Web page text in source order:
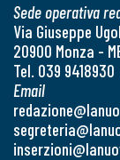
Sede operativa
Via Giuseppe
20900 Monza -
Tel. 039 9418930
Email